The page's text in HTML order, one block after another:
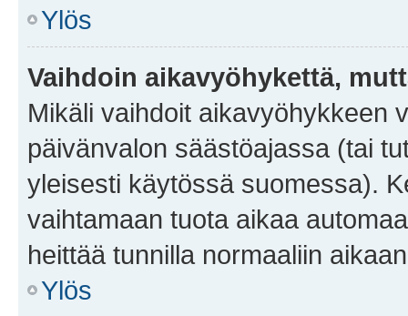
Ylös
Vaihdoin aikavyöhykettä,
Mikäli vaihdoit aikavyöhykkeen
päivänvalon säästöajassa (tai
yleisesti käytössä suomessa).
vaihtamaan tuota aikaa
heittää tunnilla normaaliin
Ylös